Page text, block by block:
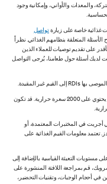
والمعدات والأواني، وإمكانية وجود
غذائية خاصة على زيارةتواصل
المتعلقة بنظامهم الغذائي. نظراً
على تقديم توصيات للعملاء الذين
لديك أسئلة حول طعامنا، يُرجى التواصل
تستند النسبة المئوية للقيم الغذائية اليومية (DV) إلى نظام غذائي يحتوي على 2000 سعرة حرارية. قد تكون
أجريت في المختبرات المعتمدة، أو
تعتمد معلومات القيم الغذائية على
التعبئة القياسية بالإضافة إلى
قم بمراجعة اللافتة المنشورة على
في أحجام الوجبات، وتقنيات التحضير،